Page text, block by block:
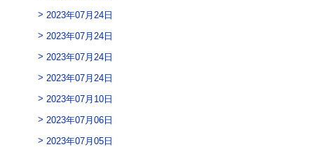
2023年07月24日
2023年07月24日
2023年07月24日
2023年07月24日
2023年07月10日
2023年07月06日
2023年07月05日